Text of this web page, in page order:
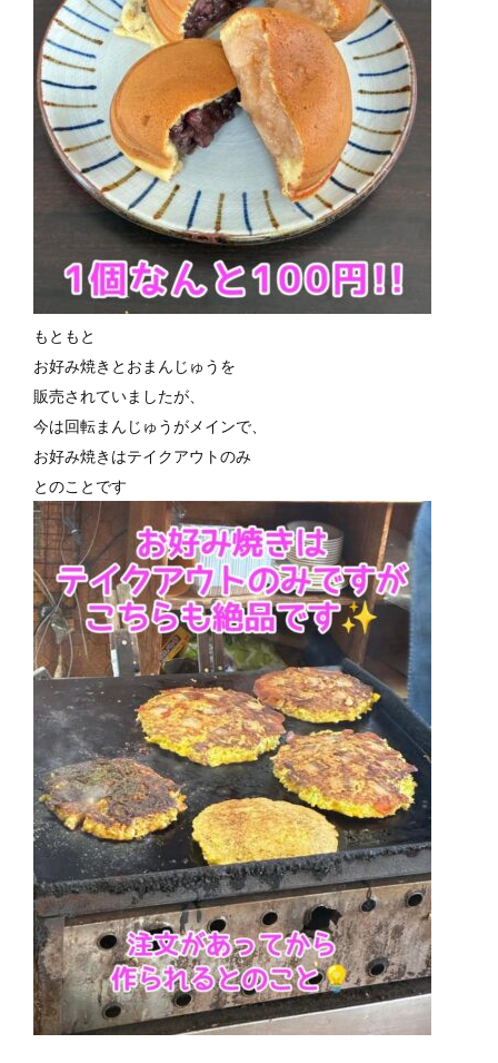
もともと
お好み焼きとおまんじゅうを
販売されていましたが、
今は回転まんじゅうがメインで、
お好み焼きはテイクアウトのみ
とのことです